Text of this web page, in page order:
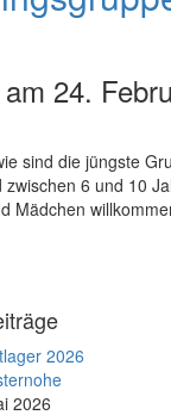
24.
sind die jüngste
6 und 10
Mädchen
2026
2026